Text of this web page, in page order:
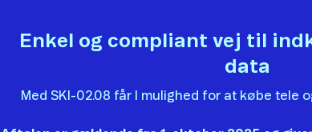
Enkel og compliant vej til
data
Med SKI-02.08 får I mulighed for at købe tele